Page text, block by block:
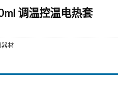
调温控温电热套
器材